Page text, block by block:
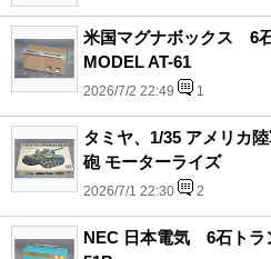
米国マグナボックス 6
MODEL AT-61
2026/7/2 22:49 1
タミヤ、1/35 アメリカ
砲 モーターライズ
2026/7/1 22:30 2
NEC 日本電気 6石ト